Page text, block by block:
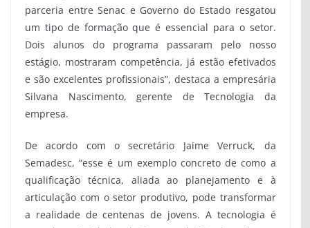
parceria entre Senac e Governo do Estado resgatou
um tipo de formação que é essencial para o setor.
Dois alunos do programa passaram pelo nosso
estágio, mostraram competência, já estão efetivados
e são excelentes profissionais”, destaca a empresária
Silvana Nascimento, gerente de Tecnologia da
empresa.
De acordo com o secretário Jaime Verruck, da
Semadesc, “esse é um exemplo concreto de como a
qualificação técnica, aliada ao planejamento e à
articulação com o setor produtivo, pode transformar
a realidade de centenas de jovens. A tecnologia é